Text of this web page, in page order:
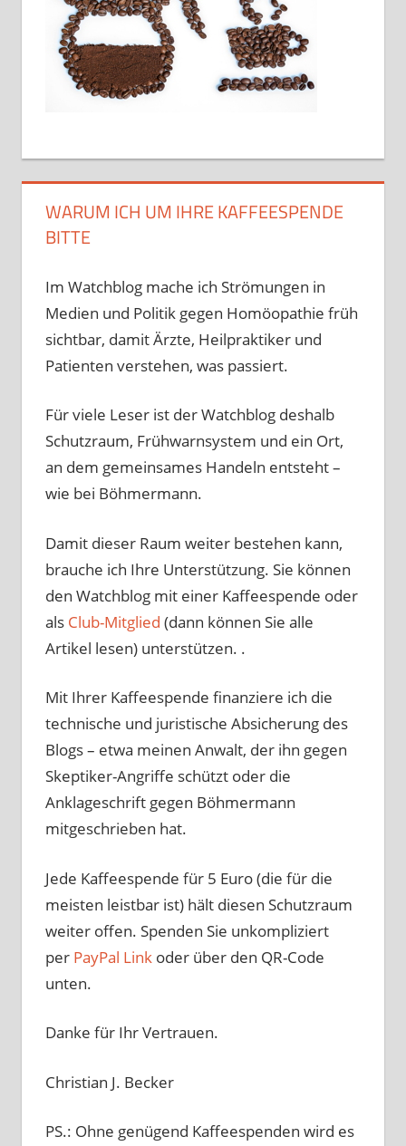
WARUM ICH UM IHRE KAFFEESPENDE
BITTE
Im Watchblog mache ich Strömungen in
Medien und Politik gegen Homöopathie früh
sichtbar, damit Ärzte, Heilpraktiker und
Patienten verstehen, was passiert.
Für viele Leser ist der Watchblog deshalb
Schutzraum, Frühwarnsystem und ein Ort,
an dem gemeinsames Handeln entsteht –
wie bei Böhmermann.
Damit dieser Raum weiter bestehen kann,
brauche ich Ihre Unterstützung. Sie können
den Watchblog mit einer Kaffeespende oder
als Club-Mitglied (dann können Sie alle
Artikel lesen) unterstützen. .
Mit Ihrer Kaffeespende finanziere ich die
technische und juristische Absicherung des
Blogs – etwa meinen Anwalt, der ihn gegen
Skeptiker-Angriffe schützt oder die
Anklageschrift gegen Böhmermann
mitgeschrieben hat.
Jede Kaffeespende für 5 Euro (die für die
meisten leistbar ist) hält diesen Schutzraum
weiter offen. Spenden Sie unkompliziert
per PayPal Linkoder über den QR-Code
unten.
Danke für Ihr Vertrauen.
Christian J. Becker
PS.: Ohne genügend Kaffeespenden wird es